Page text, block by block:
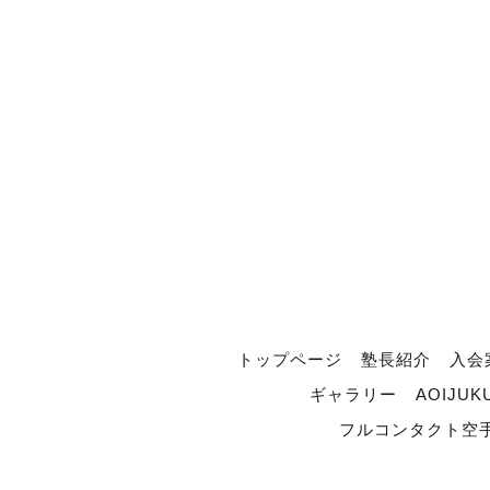
トップページ 塾長紹介
入
ギャラリー
フルコンタクト空